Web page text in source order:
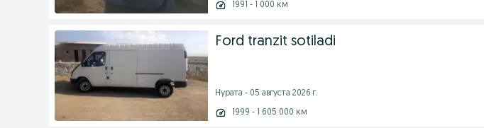
1991 - 1 000 км
Ford tranzit sotiladi
Нурата - 05 августа 2026 г.
1999 - 1 605 000 км